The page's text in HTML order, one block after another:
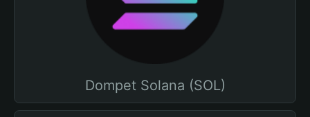
Dompet Solana (SOL)